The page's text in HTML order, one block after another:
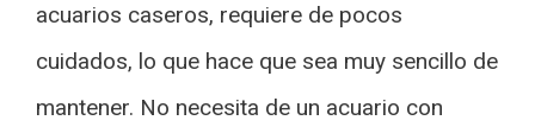
acuarios caseros, requiere de pocos
cuidados, lo que hace que sea muy sencillo de
mantener. No necesita de un acuario con